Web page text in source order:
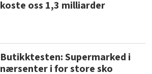
koste oss 1,3 milliarder
Butikktesten: Supermarked i
nærsenter i for store sko